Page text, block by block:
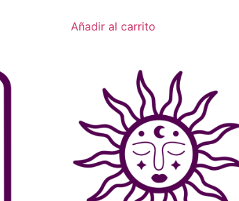
Añadir al carrito